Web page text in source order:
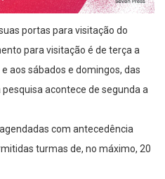
portas para visitação do
para visitação é de terça a
aos sábados e domingos, das
acontece de segunda a
com antecedência
turmas de, no máximo, 20